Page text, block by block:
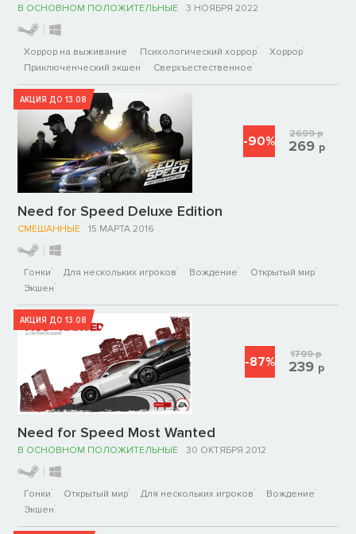
В ОСНОВНОМ ПОЛОЖИТЕЛЬНЫЕ 3 НОЯБРЯ 2022
Хоррор на выживание Психологический хоррор
Хоррор
Приключенческий экшен
Сверхъестественное
АКЦИЯ ДО 13.08
Need for Speed Deluxe Edition
СМЕШАННЫЕ 15 МАРТА 2016
Гонки Для нескольких игроков Вождение
Открытый мир
Экшен
-90% 2699р
269 р
АКЦИЯ ДО 13.08
Need for Speed Most Wanted
В ОСНОВНОМ ПОЛОЖИТЕЛЬНЫЕ 30 ОКТЯБРЯ 2012
Гонки Открытый мир Для нескольких игроков
Вождение
Экшен
-87% 1799р
239 р